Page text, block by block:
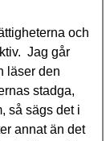
och
Jag går
läser den
stadga,
så sägs det i
annat än det